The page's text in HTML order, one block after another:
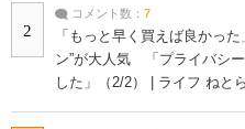
2
コメント数： 7
「もっと早く買えば良かっ
ン”が大人気 「プライバシ
した」（2/2） | ライフ ねと